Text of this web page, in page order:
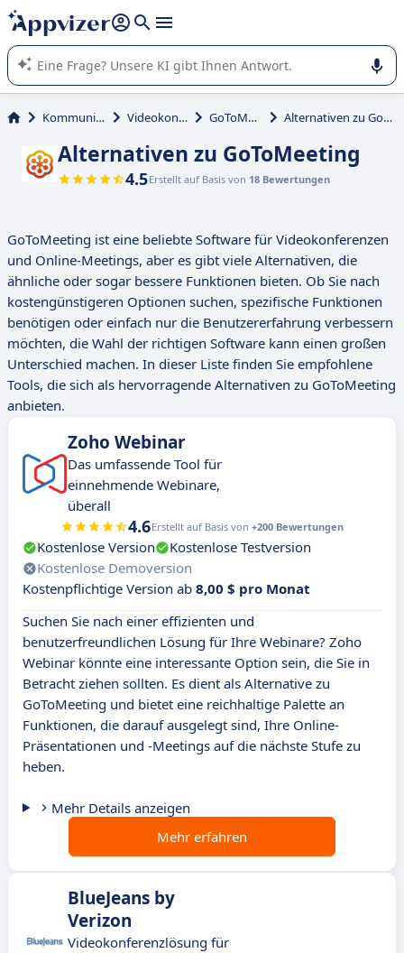
beantworten (mehrere Zeilen mit
Die KI von Appvizer führt Sie bei der Nutzung oder Auswahl
von SaaS-Software in Unternehmen.
Kommunikation Videokonferenz GoToMeeting Alternativen zu GoToMeeting
Alternativen zu GoToMeeting
4.5Erstellt auf Basis von 18 Bewertungen
GoToMeeting ist eine beliebte Software für Videokonferenzen
und Online-Meetings, aber es gibt viele Alternativen, die
ähnliche oder sogar bessere Funktionen bieten. Ob Sie nach
kostengünstigeren Optionen suchen, spezifische Funktionen
benötigen oder einfach nur die Benutzererfahrung verbessern
möchten, die Wahl der richtigen Software kann einen großen
Unterschied machen. In dieser Liste finden Sie empfohlene
Tools, die sich als hervorragende Alternativen zu GoToMeeting
anbieten.
Zoho Webinar
Das umfassende Tool für
einnehmende Webinare,
überall
4.6Erstellt auf Basis von +200 Bewertungen
Kostenlose Version
Kostenlose Testversion
Kostenlose Demoversion
Kostenpflichtige Version ab 8,00 $ pro Monat
Suchen Sie nach einer effizienten und
benutzerfreundlichen Lösung für Ihre Webinare? Zoho
Webinar könnte eine interessante Option sein, die Sie in
Betracht ziehen sollten. Es dient als Alternative zu
GoToMeeting und bietet eine reichhaltige Palette an
Funktionen, die darauf ausgelegt sind, Ihre Online-
Präsentationen und -Meetings auf die nächste Stufe zu
heben.
Mehr Details anzeigen
Mehr erfahren
BlueJeans by
Verizon
Videokonferenzlösung für